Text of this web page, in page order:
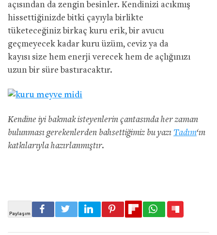
açısından da zengin besinler. Kendinizi acıkmış
hissettiğinizde bitki çayıyla birlikte
tüketeceğiniz birkaç kuru erik, bir avucu
geçmeyecek kadar kuru üzüm, ceviz ya da
kayısı size hem enerji verecek hem de açlığınızı
uzun bir süre bastıracaktır.
Kendine iyi bakmak isteyenlerin çantasında her zaman
bulunması gerekenlerden bahsettiğimiz bu yazı Tadım‘ın
katkılarıyla hazırlanmıştır.